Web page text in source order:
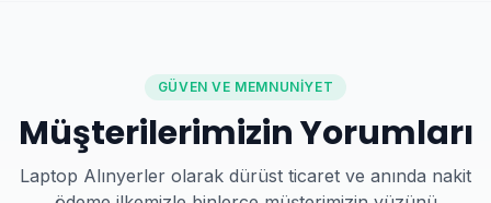
GÜVEN VE MEMNUNIYET
Müşterilerimizin Yorumları
Laptop Alınyerler olarak dürüst ticaret ve anında nakit